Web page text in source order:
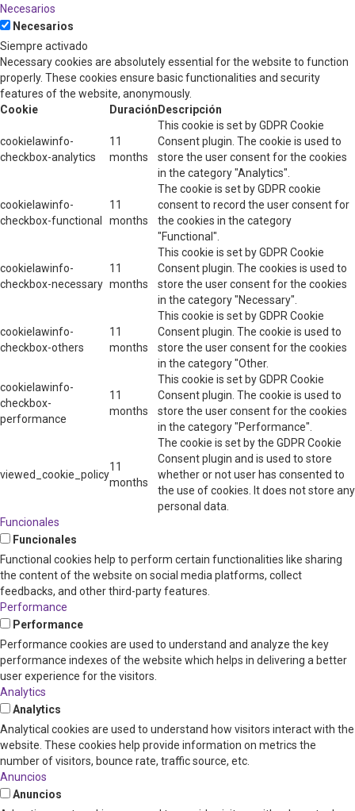
Necesarios
Necesarios
Siempre activado
Necessary cookies are absolutely essential for the website to function
properly. These cookies ensure basic functionalities and security
features of the website, anonymously.
Cookie
Duración Descripción
cookielawinfo-
checkbox-analytics
11
months
This cookie is set by GDPR Cookie
Consent plugin. The cookie is used to
store the user consent for the cookies
in the category "Analytics".
cookielawinfo-
checkbox-functional
11
months
The cookie is set by GDPR cookie
consent to record the user consent for
the cookies in the category
"Functional".
cookielawinfo-
checkbox-necessary
11
months
This cookie is set by GDPR Cookie
Consent plugin. The cookies is used to
store the user consent for the cookies
in the category "Necessary".
cookielawinfo-
checkbox-others
11
months
This cookie is set by GDPR Cookie
Consent plugin. The cookie is used to
store the user consent for the cookies
in the category "Other.
cookielawinfo-
checkbox-
performance
11
months
This cookie is set by GDPR Cookie
Consent plugin. The cookie is used to
store the user consent for the cookies
in the category "Performance".
viewed_cookie_policy
11
months
The cookie is set by the GDPR Cookie
Consent plugin and is used to store
whether or not user has consented to
the use of cookies. It does not store any
personal data.
Funcionales
Funcionales
Functional cookies help to perform certain functionalities like sharing
the content of the website on social media platforms, collect
feedbacks, and other third-party features.
Performance
Performance
Performance cookies are used to understand and analyze the key
performance indexes of the website which helps in delivering a better
user experience for the visitors.
Analytics
Analytics
Analytical cookies are used to understand how visitors interact with the
website. These cookies help provide information on metrics the
number of visitors, bounce rate, traffic source, etc.
Anuncios
Anuncios